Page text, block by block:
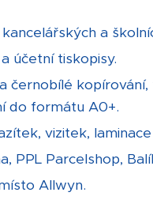
a
účetní tiskopisy.
černobílé kopírování,
do formátu A0+.
vizitek, laminace
PPL Parcelshop,
Allwyn.